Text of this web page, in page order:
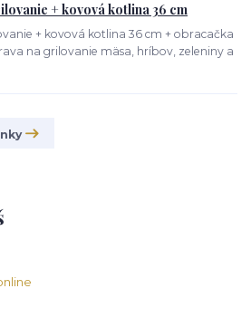
+ kovová kotlina 36 cm
+ kovová kotlina 36 cm + obracačka
na grilovanie mäsa, hríbov, zeleniny a